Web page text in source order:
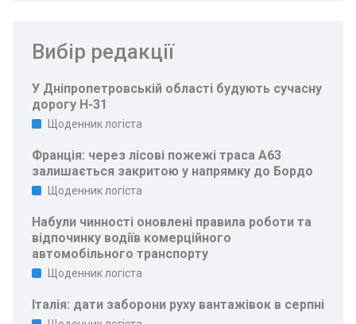
Вибір редакції
У Дніпропетровській області будують сучасну
дорогу Н-31
Щоденник логіста
Франція: через лісові пожежі траса A63
залишається закритою у напрямку до Бордо
Щоденник логіста
Набули чинності оновлені правила роботи та
відпочинку водіїв комерційного
автомобільного транспорту
Щоденник логіста
Італія: дати заборони руху вантажівок в серпні